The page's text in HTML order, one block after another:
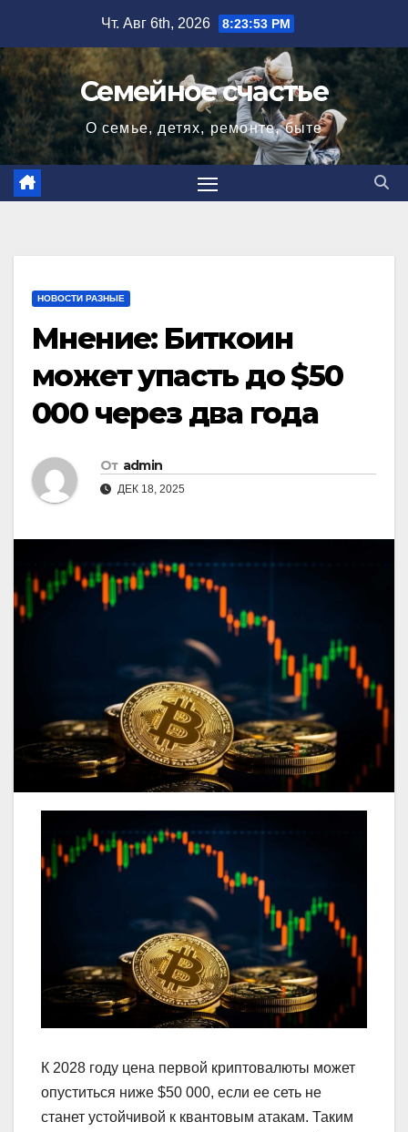
содержимому
Чт. Авг 6th, 2026 8:23:54 PM
Семейное счастье
О семье, детях, ремонте, быте
НОВОСТИ РАЗНЫЕ
Мнение: Биткоин
может упасть до $50
000 через два года
От admin
ДЕК 18, 2025
К 2028 году цена первой криптовалюты может
опуститься ниже $50 000, если ее сеть не
станет устойчивой к квантовым атакам. Таким